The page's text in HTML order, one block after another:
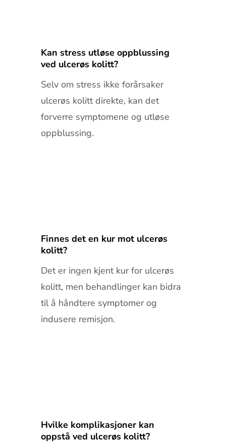
Kan stress utløse oppblussing
ved ulcerøs kolitt?
Selv om stress ikke forårsaker
ulcerøs kolitt direkte, kan det
forverre symptomene og utløse
oppblussing.
Finnes det en kur mot ulcerøs
kolitt?
Det er ingen kjent kur for ulcerøs
kolitt, men behandlinger kan bidra
til å håndtere symptomer og
indusere remisjon.
Hvilke komplikasjoner kan
oppstå ved ulcerøs kolitt?